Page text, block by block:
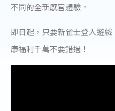
不同的全新感官體驗。
即日起，只要新雀士登入遊
康福利千萬不要錯過！